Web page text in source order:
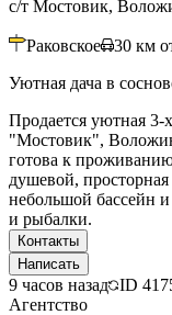
с/т Мостовик,
Раковское 30 км
Уютная дача в
Продается уютная 3-
"Мостовик",
готова к
душевой,
небольшой бассейн и
и рыбалки.
Контакты
Написать
9 часов назад ID
Агентство